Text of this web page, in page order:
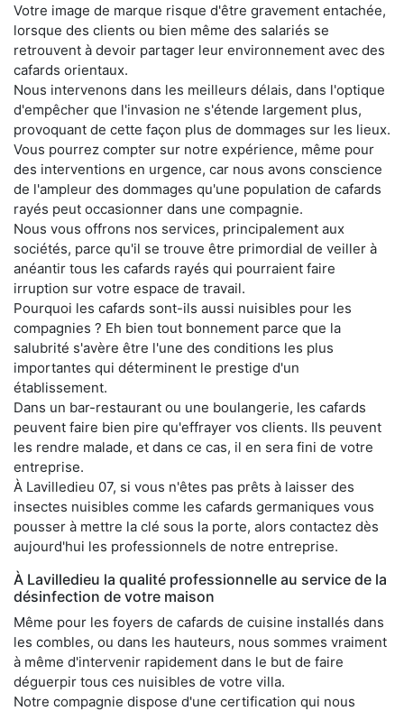
Votre image de marque risque d'être gravement entachée,
lorsque des clients ou bien même des salariés se
retrouvent à devoir partager leur environnement avec des
cafards orientaux.
Nous intervenons dans les meilleurs délais, dans l'optique
d'empêcher que l'invasion ne s'étende largement plus,
provoquant de cette façon plus de dommages sur les lieux.
Vous pourrez compter sur notre expérience, même pour
des interventions en urgence, car nous avons conscience
de l'ampleur des dommages qu'une population de cafards
rayés peut occasionner dans une compagnie.
Nous vous offrons nos services, principalement aux
sociétés, parce qu'il se trouve être primordial de veiller à
anéantir tous les cafards rayés qui pourraient faire
irruption sur votre espace de travail.
Pourquoi les cafards sont-ils aussi nuisibles pour les
compagnies ? Eh bien tout bonnement parce que la
salubrité s'avère être l'une des conditions les plus
importantes qui déterminent le prestige d'un
établissement.
Dans un bar-restaurant ou une boulangerie, les cafards
peuvent faire bien pire qu'effrayer vos clients. Ils peuvent
les rendre malade, et dans ce cas, il en sera fini de votre
entreprise.
À Lavilledieu 07, si vous n'êtes pas prêts à laisser des
insectes nuisibles comme les cafards germaniques vous
pousser à mettre la clé sous la porte, alors contactez dès
aujourd'hui les professionnels de notre entreprise.
À Lavilledieu la qualité professionnelle au service de la
désinfection de votre maison
Même pour les foyers de cafards de cuisine installés dans
les combles, ou dans les hauteurs, nous sommes vraiment
à même d'intervenir rapidement dans le but de faire
déguerpir tous ces nuisibles de votre villa.
Notre compagnie dispose d'une certification qui nous